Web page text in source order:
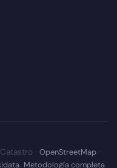
· OpenStreetMap·
. Metodología completa.